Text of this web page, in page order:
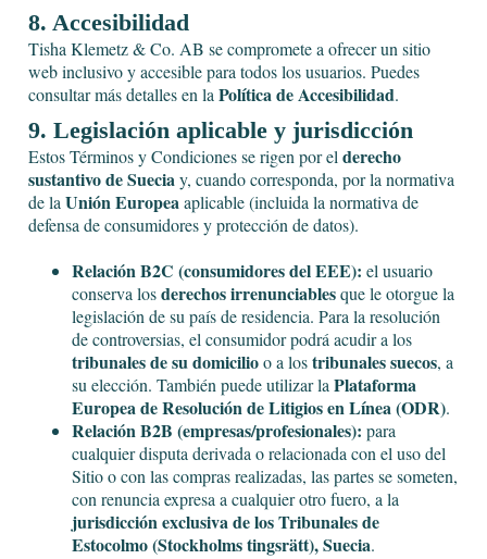
8. Accesibilidad
Tisha Klemetz & Co. AB se compromete a ofrecer un sitio
web inclusivo y accesible para todos los usuarios. Puedes
consultar más detalles en la Política de Accesibilidad.
9. Legislación aplicable y jurisdicción
Estos Términos y Condiciones se rigen por el derecho
sustantivo de Sueciay, cuando corresponda, por la normativa
de la Unión Europeaaplicable (incluida la normativa de
defensa de consumidores y protección de datos).
Relación B2C (consumidores del EEE): el usuario
conserva losderechos irrenunciablesque le otorgue la
legislación de su país de residencia. Para la resolución
de controversias, el consumidor podrá acudir a los
tribunales de su domicilioo a lostribunales suecos, a
su elección. También puede utilizar la Plataforma
Europea de Resolución de Litigios en Línea (ODR).
Relación B2B (empresas/profesionales): para
cualquier disputa derivada o relacionada con el uso del
Sitio o con las compras realizadas, las partes se someten,
con renuncia expresa a cualquier otro fuero, a la
jurisdicción exclusiva de los Tribunales de
Estocolmo (Stockholms tingsrätt), Suecia.